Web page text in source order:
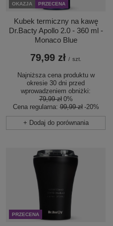
OKAZJA PRZECENA
Kubek termiczny na kawę
Dr.Bacty Apollo 2.0 - 360 ml -
Monaco Blue
79,99 zł / szt.
Najniższa cena produktu w
okresie 30 dni przed
wprowadzeniem obniżki:
79,99 zł 0%
Cena regularna:99,99 zł -20%
+ Dodaj do porównania
PRZECENA